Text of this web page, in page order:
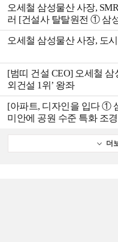
오세철 삼성물산 사장,
러 [건설사 탈탈원전 ① 삼
오세철 삼성물산 사장, 도
[범띠 건설 CEO] 오세철 삼
외건설 1위’ 왕좌
[아파트, 디자인을 입다 ①
미안에 공원 수준 특화 조
더